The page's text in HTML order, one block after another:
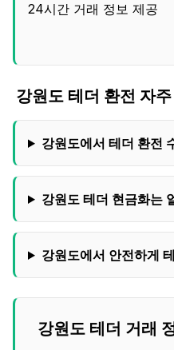
24시간 거래 정보 제공
강원도 테더 환전 자
강원도에서 테더 환전
강원도테더 현금화는
강원도에서 안전하게
강원도 테더 거래